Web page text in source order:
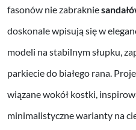
fasonów nie zabraknie
doskonale wpisują się w
modeli na stabilnym słupku,
parkiecie do białego rana.
wiązane wokół kostki,
minimalistyczne warianty na